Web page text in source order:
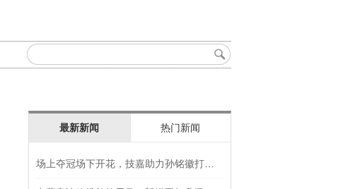
最新新闻 热门新闻